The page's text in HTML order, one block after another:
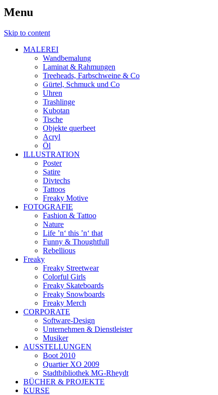
Menu
Skip to content
MALEREI
Wandbemalung
Laminat & Rahmungen
Treeheads, Farbschweine & Co
Gürtel, Schmuck und Co
Uhren
Trashlinge
Kubotan
Tische
Objekte querbeet
Acryl
Öl
ILLUSTRATION
Poster
Satire
Divtechs
Tattoos
Freaky Motive
FOTOGRAFIE
Fashion & Tattoo
Nature
Life ’n‘ this ’n‘ that
Funny & Thoughtfull
Rebellious
Freaky
Freaky Streetwear
Colorful Girls
Freaky Skateboards
Freaky Snowboards
Freaky Merch
CORPORATE
Software-Design
Unternehmen & Dienstleister
Musiker
AUSSTELLUNGEN
Boot 2010
Quartier XO 2009
Stadtbibliothek MG-Rheydt
BÜCHER & PROJEKTE
KURSE